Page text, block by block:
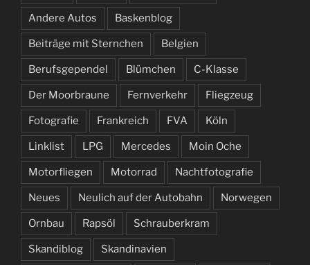
Andere Autos Baskenblog
Beiträge mit Sternchen Belgien
Berufsgependel Blümchen C-Klasse
Der Moorbraune Fernverkehr Fliegzeug
Fotografie Frankreich FVA Köln
Linklist LPG Mercedes Moin Oche
Motorfliegen Motorrad Nachtfotografie
Neues Neulich auf der Autobahn Norwegen
Ornbau Rapsöl Schrauberkram
Skandiblog Skandinavien